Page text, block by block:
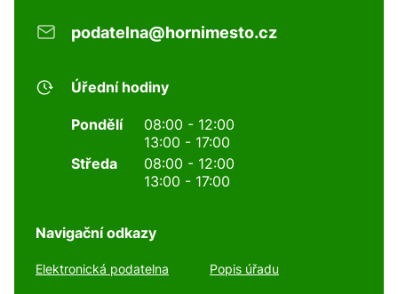
podatelna@hornimesto.cz
Úřední hodiny
Pondělí
08:00 - 12:00
13:00 - 17:00
Středa
08:00 - 12:00
13:00 - 17:00
Navigační odkazy
Elektronická podatelna Popis úřadu